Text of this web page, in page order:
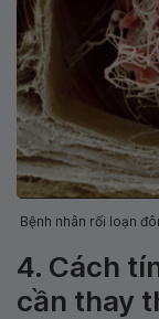
Bệnh nhân rối loạn
4. Cách
cần thay